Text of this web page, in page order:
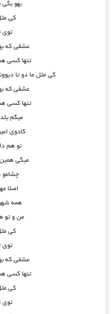
یهو بگی
کی
توی
عشقی که
تنها کسی
کی مثل ما دو تا
عشقی که
تنها کسی
میگم
کادوی
تو هم
میگی همین
چشامو
اصلا
همه
من و تو
کی
توی
عشقی که
تنها کسی
کی
توی